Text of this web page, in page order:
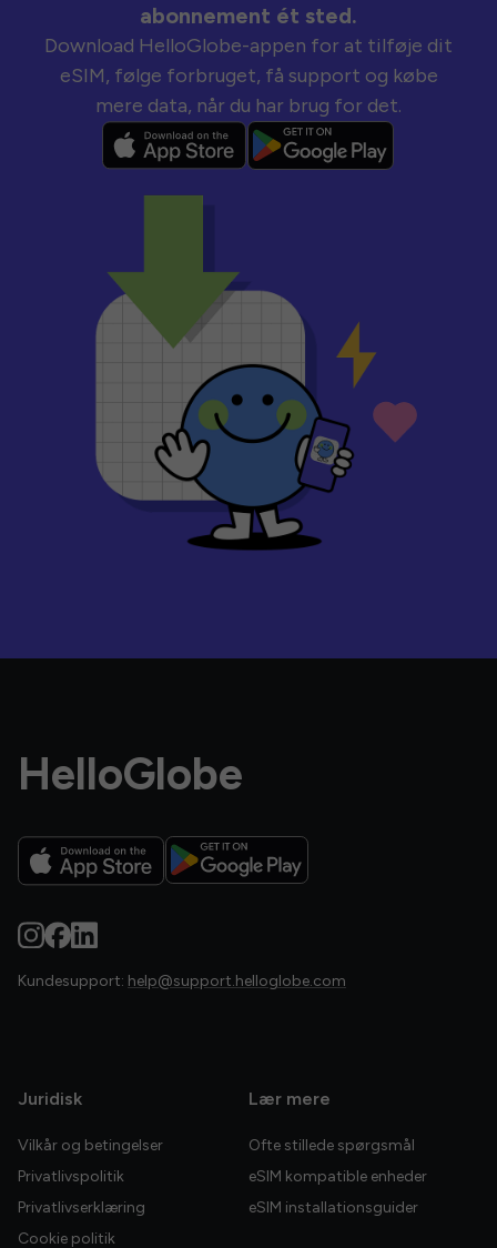
abonnement ét sted.
Download HelloGlobe-appen for at tilføje dit
eSIM, følge forbruget, få support og købe
mere data, når du har brug for det.
HelloGlobe
Kundesupport: help@support.helloglobe.com
Juridisk
Vilkår og betingelser
Privatlivspolitik
Privatlivserklæring
Cookie politik
Lær mere
Ofte stillede spørgsmål
eSIM kompatible enheder
eSIM installationsguider